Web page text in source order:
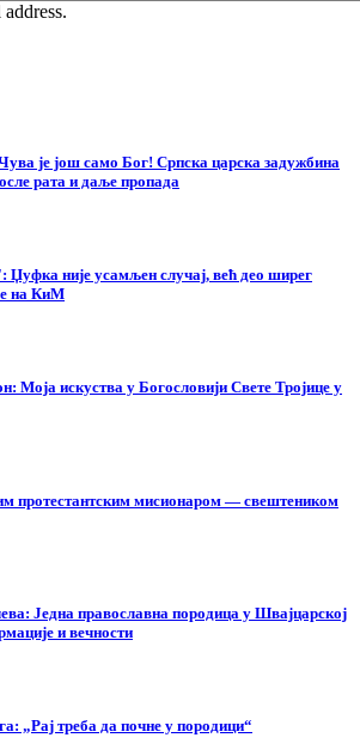
је још само Бог! Српска царска задужбина
рата и даље пропада
није усамљен случај, већ део ширег
на КиМ
Моја искуства у Богословији Свете Тројице у
протестантским мисионаром — свештеником
Једна православна породица у Швајцарској
и вечности
„Рај треба да почне у породици“